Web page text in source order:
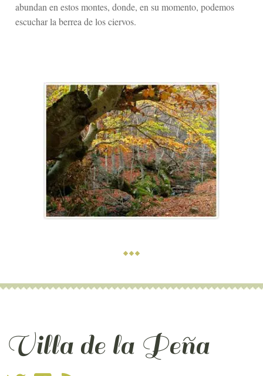
abundan en estos montes, donde, en su momento, podemos
escuchar la berrea de los ciervos.
Villa de la Peña